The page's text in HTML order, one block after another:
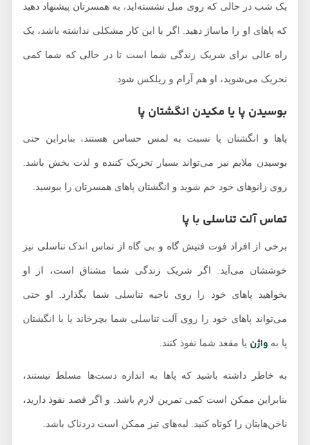
یک شب در حالی که روی مبل نشسته‌اید، به همسرتان پیشنهاد دهید
که پاهای او را ماساژ دهید. اگر با این کار مشکلی نداشته باشد، یک
راه عالی برای شریک زندگی شما است تا در حالی که شما کمی
تحریک می‌شوید، او هم آرام و ریلکس شود.
بوسیدن پا یا مکیدن انگشتان پا
پاها و انگشتان پا نسبت به لمس حساس هستند، بنابراین حتی
بوسیدن ملایم نیز می‌تواند بسیار تحریک کننده و لذت بخش باشد.
روی زانوهای خود خم شوید و انگشتان پاهای همسرتان را ببوسید.
تماس آلت تناسلی با پا
برخی از افراد فوت فتیش گاه و بی گاه از تماس اندک تناسلی نیز
خوششان می‌آید. اگر شریک زندگی شما مشتاق است، از او
بخواهید پاهای خود را روی ناحیه تناسلی شما بگذارد. او حتی
می‌تواند پاهای خود را روی آلت تناسلی شما بچرخاند یا با انگشتان
واژن یا مقعد شما نفوذ کنند.
به خاطر داشته باشید که پاها به اندازه دست‌ها مسلط نیستند،
بنابراین ممکن است کمی تمرین لازم باشد. و اگر قصد نفوذ دارید،
ناخن‌هایتان را کوتاه کنید. لبه‌های تیز ممکن است دردناک باشد.